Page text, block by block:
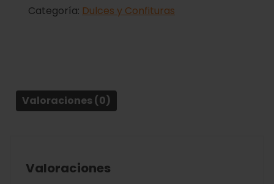
Categoría: Dulces y Confituras
Valoraciones (0)
Valoraciones